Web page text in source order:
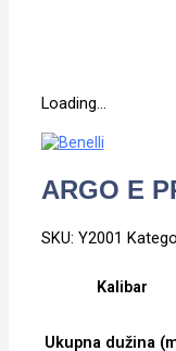
Loading...
ARGO E
SKU: Y2001
Kalibar
Ukupna dužina